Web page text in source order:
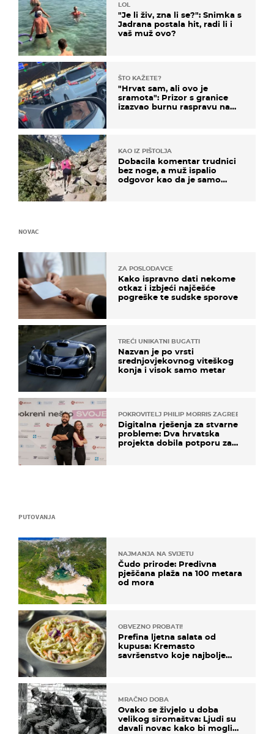
LOL
"Je li živ, zna li se?": Snimka s
Jadrana postala hit, radi li i
vaš muž ovo?
ŠTO KAŽETE?
"Hrvat sam, ali ovo je
sramota": Prizor s granice
izazvao burnu raspravu na
KAO IZ PIŠTOLJA
Dobacila komentar trudnici
bez noge, a muž ispalio
odgovor kao da je samo
PUTOVANJA
NAJMANJA NA SVIJETU
Čudo prirode: Predivna
pješčana plaža na 100 metara
od mora
OBVEZNO PROBATI!
Prefina ljetna salata od
kupusa: Kremasto
savršenstvo koje najbolje
MRAČNO DOBA
Ovako se živjelo u doba
velikog siromaštva: Ljudi su
davali novac kako bi mogli
NOVAC
ZA POSLODAVCE
Kako ispravno dati nekome
otkaz i izbjeći najčešće
pogreške te sudske sporove
TREĆI UNIKATNI BUGATTI
Nazvan je po vrsti
srednjovjekovnog viteškog
konja i visok samo metar
POKROVITELJ PHILIP MORRIS ZAGREB
Digitalna rješenja za stvarne
probleme: Dva hrvatska
projekta dobila potporu za